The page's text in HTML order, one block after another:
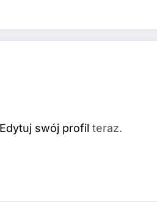
Edytuj swój profil teraz.